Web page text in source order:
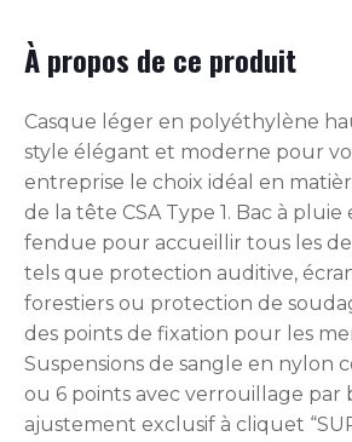
À propos de ce produit
Casque léger en polyéthylène
style élégant et moderne pour
entreprise le choix idéal en
de la tête CSA Type 1. Bac à
fendue pour accueillir tous les
tels que protection auditive,
forestiers ou protection de
des points de fixation pour les
Suspensions de sangle en nylon
ou 6 points avec verrouillage
ajustement exclusif à cliquet